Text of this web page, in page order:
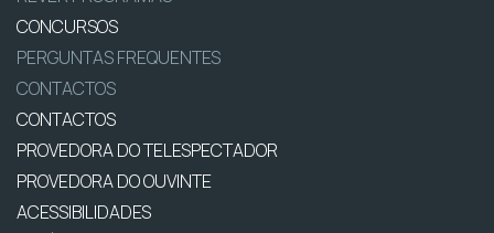
CONCURSOS
PERGUNTAS FREQUENTES
CONTACTOS
CONTACTOS
PROVEDORA DO TELESPECTADOR
PROVEDORA DO OUVINTE
ACESSIBILIDADES